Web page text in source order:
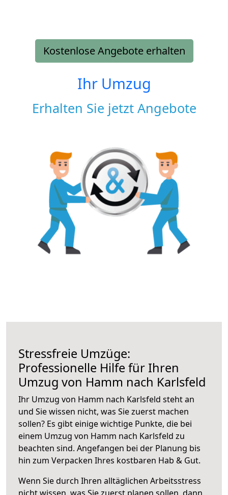
Kostenlose Angebote erhalten
Ihr Umzug
Erhalten Sie jetzt Angebote
Stressfreie Umzüge:
Professionelle Hilfe für Ihren
Umzug von Hamm nach Karlsfeld
Ihr Umzug von Hamm nach Karlsfeld steht an
und Sie wissen nicht, was Sie zuerst machen
sollen? Es gibt einige wichtige Punkte, die bei
einem Umzug von Hamm nach Karlsfeld zu
beachten sind. Angefangen bei der Planung bis
hin zum Verpacken Ihres kostbaren Hab & Gut.
Wenn Sie durch Ihren alltäglichen Arbeitsstress